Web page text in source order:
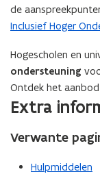
n
s
e
r
)
de
Inclusief Hoger
Hogescholen en
ondersteuning
Ontdek het
Extra
Verwante
Hulpmiddelen